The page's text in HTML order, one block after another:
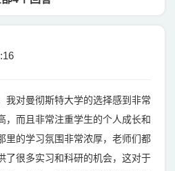
我对曼彻斯特大学的选择感到非常
，而且非常注重学生的个人成长和
里的学习氛围非常浓厚，老师们都
了很多实习和科研的机会，这对于